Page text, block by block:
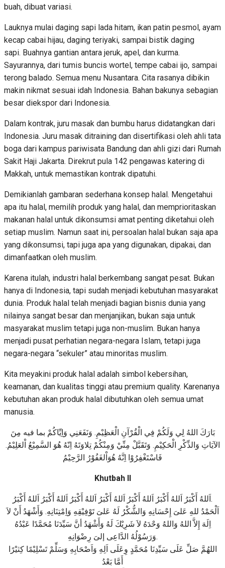
buah, dibuat variasi.
Lauknya mulai daging sapi lada hitam, ikan patin pesmol, ayam
kecap cabai hijau, daging teriyaki, sampai bistik daging
sapi. Buahnya gantian antara jeruk, apel, dan kurma.
Sayurannya, dari tumis buncis wortel, tempe cabai ijo, sampai
terong balado. Semua menu Nusantara. Cita rasanya dibikin
makin nikmat sesuai idah Indonesia. Bahan bakunya sebagian
besar diekspor dari Indonesia.
Dalam kontrak, juru masak dan bumbu harus didatangkan dari
Indonesia. Juru masak ditraining dan disertifikasi oleh ahli tata
boga dari kampus pariwisata Bandung dan ahli gizi dari Rumah
Sakit Haji Jakarta. Direkrut pula 142 pengawas katering di
Makkah, untuk memastikan kontrak dipatuhi.
Demikianlah gambaran sederhana konsep halal. Mengetahui
apa itu halal, memilih produk yang halal, dan memprioritaskan
makanan halal untuk dikonsumsi amat penting diketahui oleh
setiap muslim. Namun saat ini, persoalan halal bukan saja apa
yang dikonsumsi, tapi juga apa yang digunakan, dipakai, dan
dimanfaatkan oleh muslim.
Karena itulah, industri halal berkembang sangat pesat. Bukan
hanya di Indonesia, tapi sudah menjadi kebutuhan masyarakat
dunia. Produk halal telah menjadi bagian bisnis dunia yang
nilainya sangat besar dan menjanjikan, bukan saja untuk
masyarakat muslim tetapi juga non-muslim. Bukan hanya
menjadi pusat perhatian negara-negara Islam, tetapi juga
negara-negara “sekuler” atau minoritas muslim.
Kita meyakini produk halal adalah simbol kebersihan,
keamanan, dan kualitas tinggi atau premium quality. Karenanya
kebutuhan akan produk halal dibutuhkan oleh semua umat
manusia.
بَارَكَ اللهُ لِي وَلَكُمْ فِي الْقُرْآنِ الْعَظِيْمِ. وَنَفَعَنِي وَاِيِّاكُمْ بما فيه مِنَ
الآيَاتِ وَالذِّكْرِ الْحَكِيْمِ. وَتَقَبَّلْ مِنِّيْ وَمِنْكُمْ تِلاوَتَهُ اِنّهُ هُوَ السَّمِيْعُ اْلعَلِيْمُ.
فَاسْتَغْفِرُوْا اِنَّهُ هُوَاْلغَفُوْرُ الرَّحِيْمُ
Khutbah II
اَللهُ أَكْبَرُ اَللهُ أَكْبَرُ اَللهُ أَكْبَرُ اَللهُ أَكْبَرُ اَللهُ أَكْبَرُ اَللهُ أَكْبَرُ اَللهُ أَكْبَرُ.
اَلْحَمْدُ للهِ عَلىَ إِحْسَانِهِ وَالشُّكْرُ لَهُ عَلىَ تَوْفِيْقِهِ وَاِمْتِنَانِهِ. وَأَشْهَدُ أَنْ لاَ
اِلَهَ إِلاَّ اللهُ وَاللهُ وَحْدَهُ لاَ شَرِيْكَ لَهُ وَأَشْهَدُ أنَّ سَيِّدَنَا مُحَمَّدًا عَبْدُهُ
وَرَسُوْلُهُ الدَّاعِى إلىَ رِضْوَانِهِ.
اللهُمَّ صَلِّ عَلَى سَيِّدِنَا مُحَمَّدٍ وِعَلَى اَلِهِ وَاَصْحَابِهِ وَسَلِّمْ تَسْلِيْمًا كِثيْرًا
أَمَّا بَعْدُ